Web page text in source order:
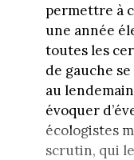
permettre à
une année
toutes les
de gauche
au
évoquer
écologistes
scrutin, qui